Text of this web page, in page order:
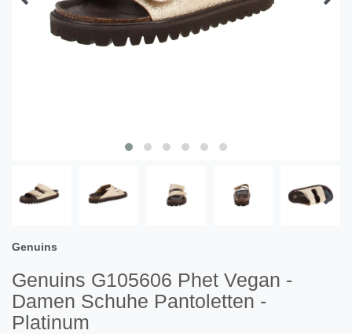
Genuins
Genuins G105606 Phet Vegan -
Damen Schuhe Pantoletten -
Platinum